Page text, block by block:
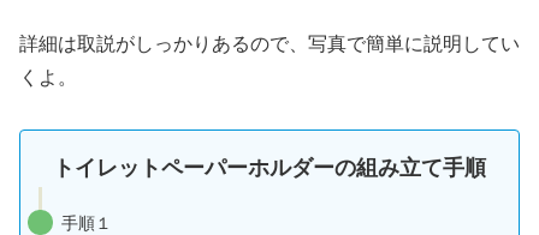
詳細は取説がしっかりあるので、写真で簡単に説明してい
くよ。
トイレットペーパーホルダーの組み立て手順
手順１